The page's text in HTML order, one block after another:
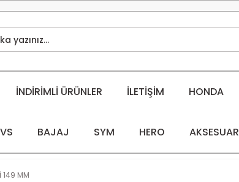
İNDİRİMLİ ÜRÜNLER İLETİŞİM HONDA
BAJAJ SYM HERO AKSESUAR
149 MM